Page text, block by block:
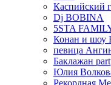
Каспийский
Dj BOBINA
5STA
Конан и шоу
певица
Баклажан
Юлия
Рекордная